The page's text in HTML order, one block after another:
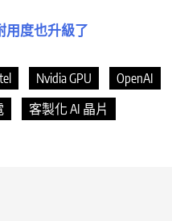
用度也升級了
Nvidia GPU
OpenAI
客製化 AI 晶片